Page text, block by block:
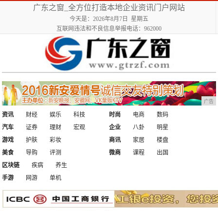
广东之窗_全方位打造本地企业资讯门户网站
今天是：2026年8月7日 星期五
互联网违法和不良信息举报电话：962000
广告
资讯 财经 娱乐
科技
汽车
证券 理财 宏观
时尚 电商
数码
企业
八卦
明星
游戏
护肤
彩妆
美食
导购 评测
商讯 家居
楼盘
微商
课程
出国
区块链
疾病
养生
手游
网游 单机